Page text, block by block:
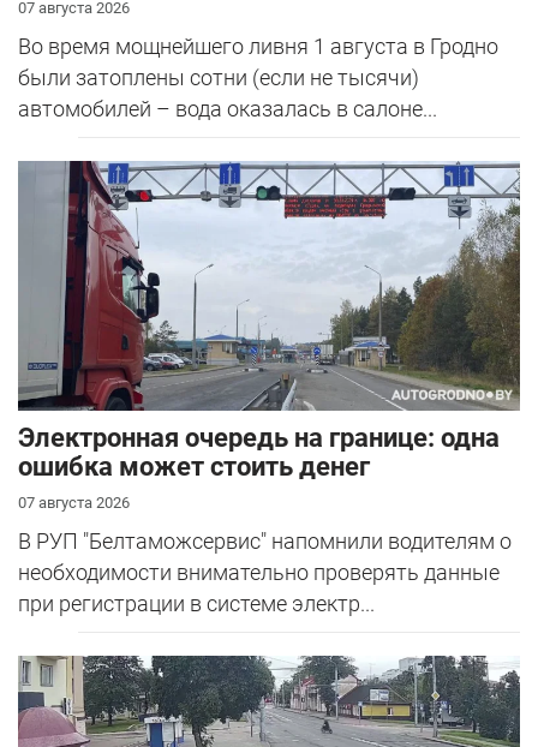
07 августа 2026
Во время мощнейшего ливня 1 августа в Гродно
были затоплены сотни (если не тысячи)
автомобилей – вода оказалась в салоне...
Электронная очередь на границе: одна
ошибка может стоить денег
07 августа 2026
В РУП "Белтаможсервис" напомнили водителям о
необходимости внимательно проверять данные
при регистрации в системе электр...